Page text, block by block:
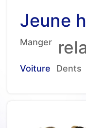
Jeune
Manger
Voiture Dents